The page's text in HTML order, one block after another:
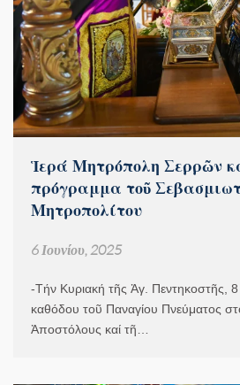
Ἱερά Μητρόπολη Σερρῶν
πρόγραμμα τοῦ
Μητροπολίτου
6 Ιουνίου, 2025
-Τήν Κυριακή τῆς Ἁγ. Πεντηκοστῆς, 8
καθόδου τοῦ Παναγίου Πνεύματος
Ἀποστόλους καί τῆ…